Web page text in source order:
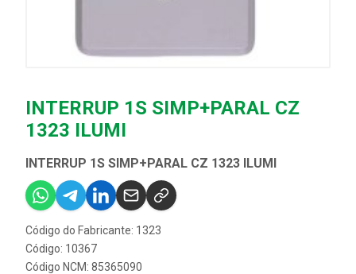
INTERRUP 1S SIMP+PARAL CZ
1323 ILUMI
INTERRUP 1S SIMP+PARAL CZ 1323 ILUMI
Código do Fabricante: 1323
Código: 10367
Código NCM: 85365090